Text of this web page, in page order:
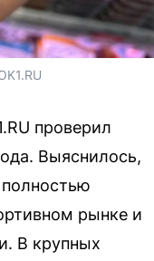
проверил
Выяснилось,
полностью
рынке и
В крупных